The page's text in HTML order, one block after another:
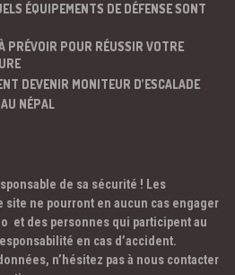
ÉQUIPEMENTS DE DÉFENSE SONT
PRÉVOIR POUR RÉUSSIR VOTRE
DEVENIR MONITEUR D’ESCALADE
NÉPAL
de sa sécurité ! Les
ne pourront en aucun cas engager
et des personnes qui participent au
en cas d’accident.
n’hésitez pas à nous contacter